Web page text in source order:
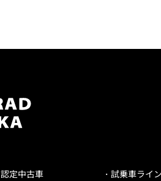
認定中古車 試乗車ライ